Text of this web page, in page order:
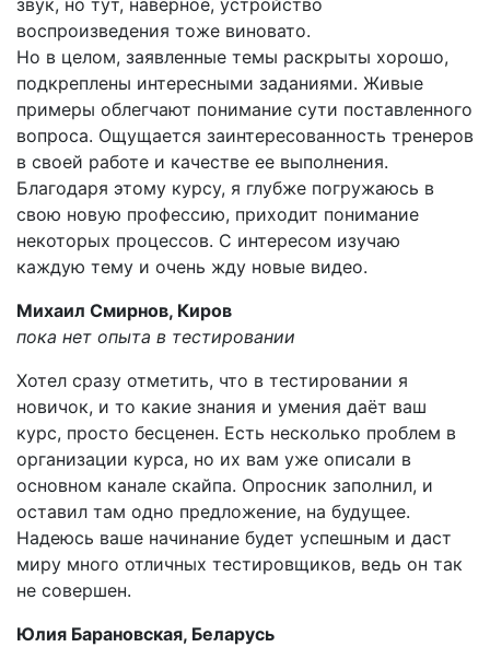
звук, но тут, наверное, устройство
воспроизведения тоже виновато.
Но в целом, заявленные темы раскрыты хорошо,
подкреплены интересными заданиями. Живые
примеры облегчают понимание сути поставленного
вопроса. Ощущается заинтересованность тренеров
в своей работе и качестве ее выполнения.
Благодаря этому курсу, я глубже погружаюсь в
свою новую профессию, приходит понимание
некоторых процессов. С интересом изучаю
каждую тему и очень жду новые видео.
Михаил Смирнов, Киров
пока нет опыта в тестировании
Хотел сразу отметить, что в тестировании я
новичок, и то какие знания и умения даёт ваш
курс, просто бесценен. Есть несколько проблем в
организации курса, но их вам уже описали в
основном канале скайпа. Опросник заполнил, и
оставил там одно предложение, на будущее.
Надеюсь ваше начинание будет успешным и даст
миру много отличных тестировщиков, ведь он так
не совершен.
Юлия Барановская, Беларусь